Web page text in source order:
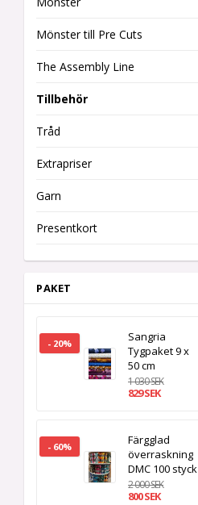
Mönster till Pre Cuts
The Assembly Line
Tillbehör
Tråd
Extrapriser
Garn
Presentkort
PAKET
- 20%
Sangria
Tygpaket 9 x
50 cm
1 030 SEK
829 SEK
- 60%
Färgglad
överraskning
DMC 100 styck
2 000 SEK
800 SEK